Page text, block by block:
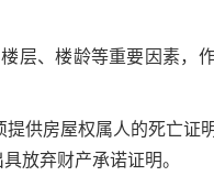
层、楼龄等重要因素，
供房屋权属人的死亡证
放弃财产承诺证明。